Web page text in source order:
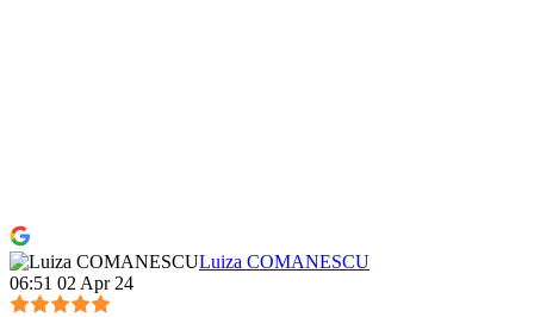
Luiza COMANESCU
06:51 02 Apr 24